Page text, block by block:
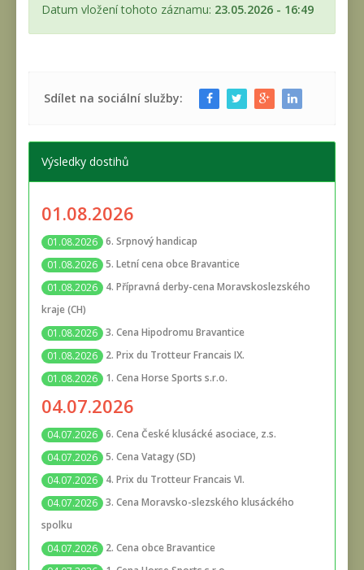
Datum vložení tohoto záznamu: 23.05.2026 - 16:49
Sdílet na sociální služby:
Výsledky dostihů
01.08.2026
01.08.2026 6. Srpnový handicap
01.08.2026 5. Letní cena obce Bravantice
01.08.2026
4. Přípravná derby-cena Moravskoslezského
kraje (CH)
01.08.2026 3. Cena Hipodromu Bravantice
01.08.2026
2. Prix du Trotteur Francais IX.
01.08.2026
1. Cena Horse Sports s.r.o.
04.07.2026
04.07.2026 6. Cena České klusácké asociace, z.s.
04.07.2026 5. Cena Vatagy (SD)
04.07.2026
4. Prix du Trotteur Francais VI.
04.07.2026 3. Cena Moravsko-slezského klusáckého
spolku
04.07.2026
2. Cena obce Bravantice